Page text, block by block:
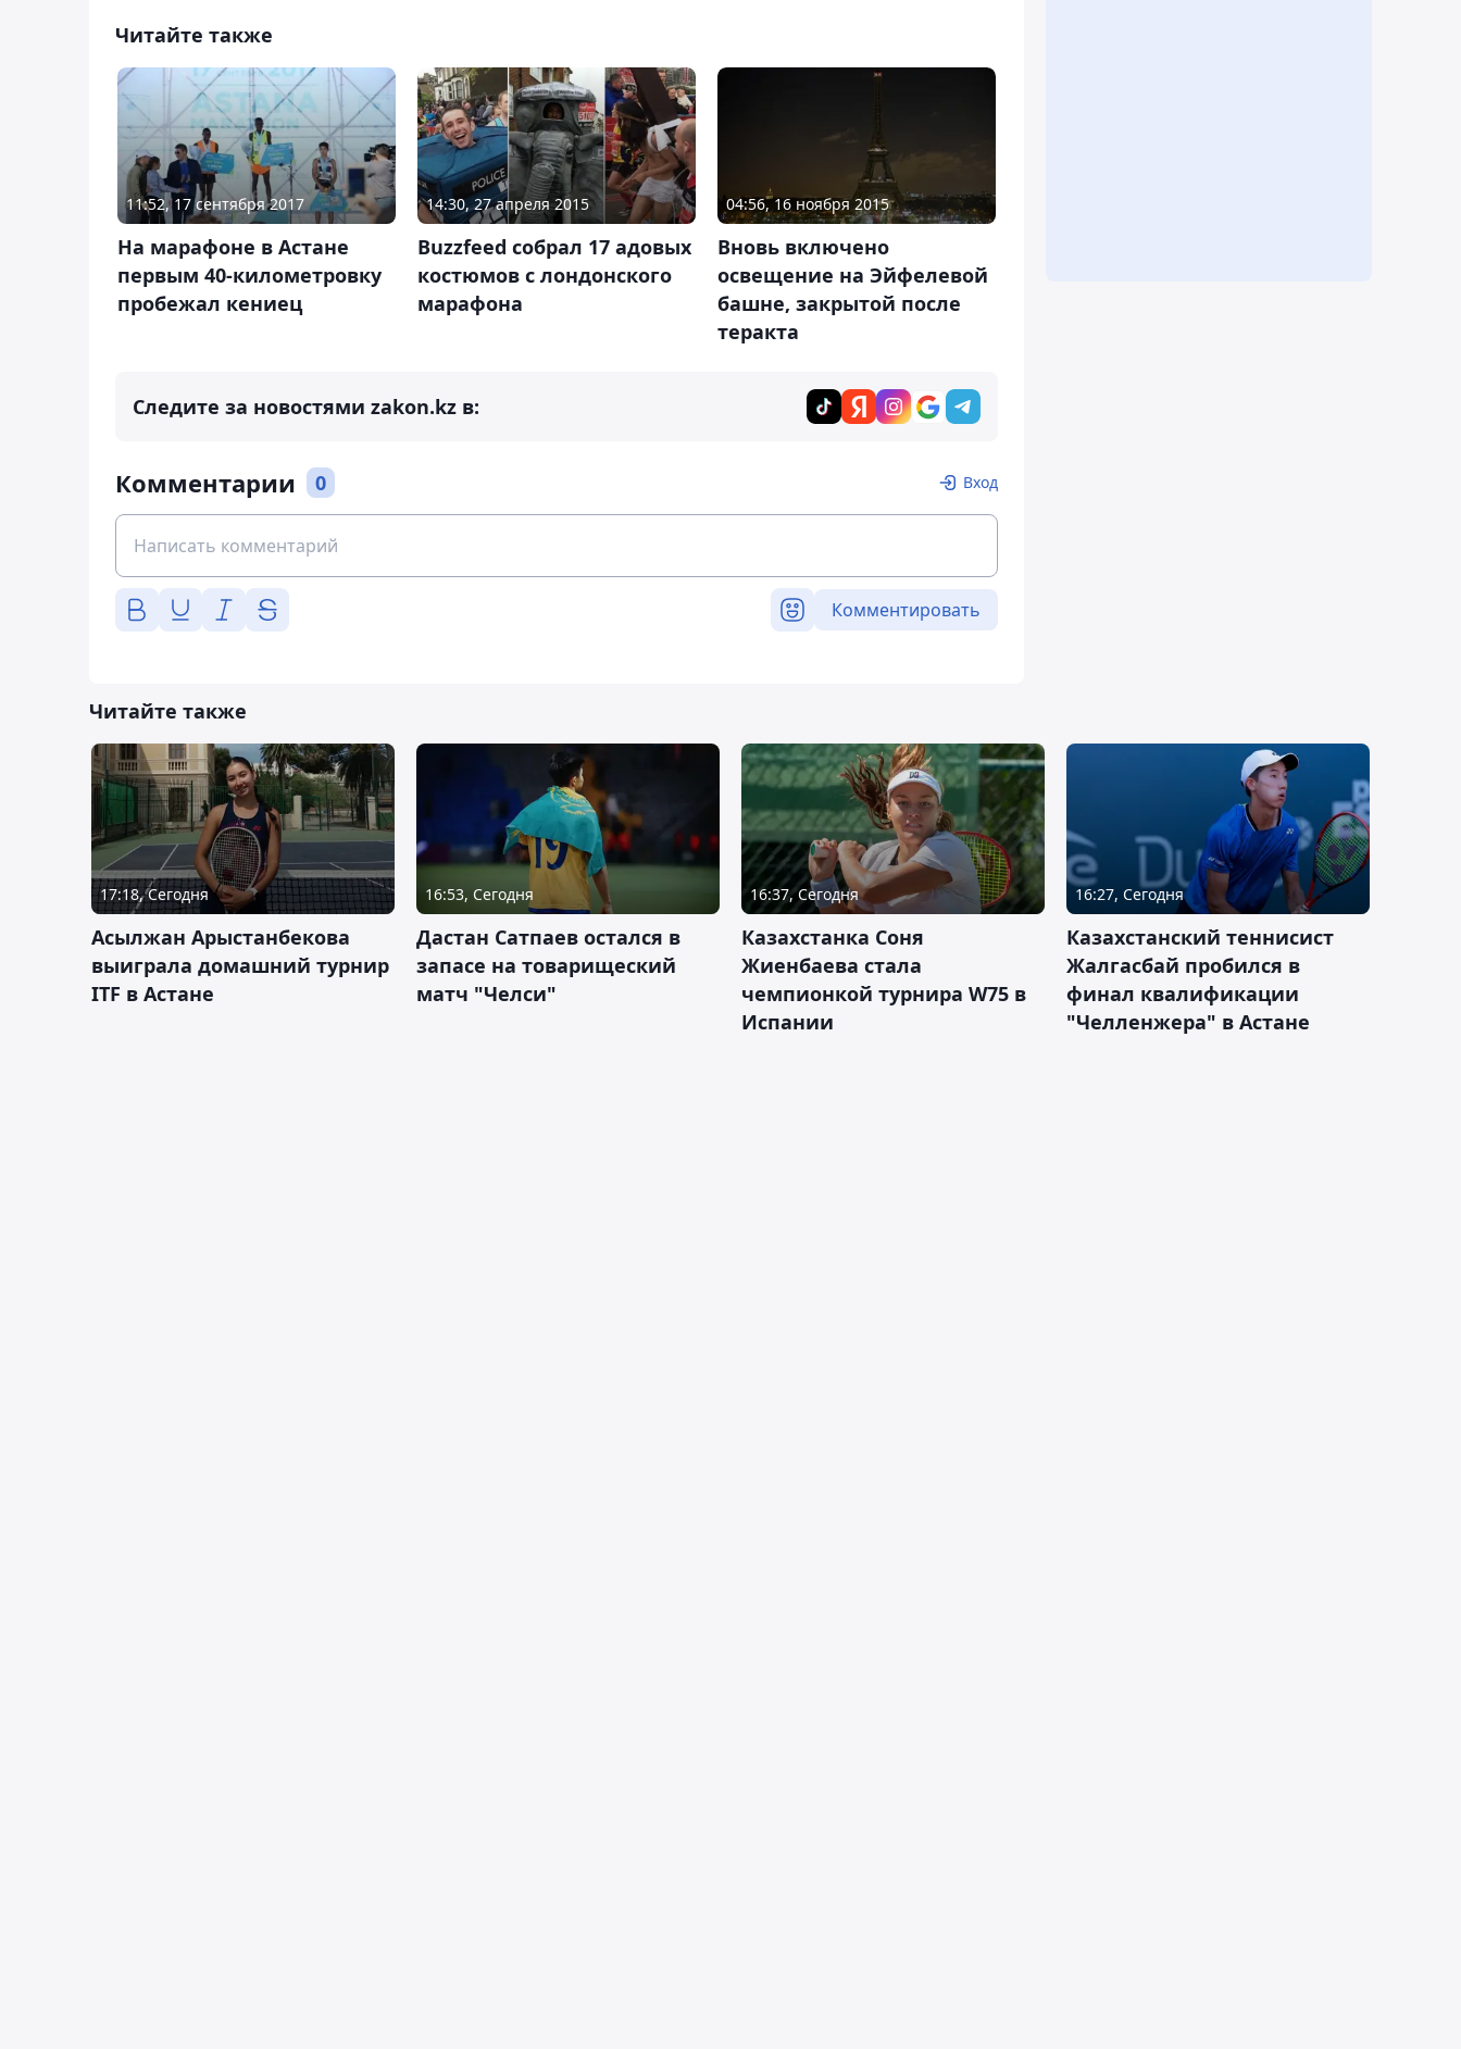
Читайте также
11:52, 17 сентября 2017
На марафоне в Астане
первым 40-километровку
пробежал кениец
14:30, 27 апреля 2015
Buzzfeed собрал 17 адовых
костюмов с лондонского
марафона
04:56, 16 ноября 2015
Вновь включено
освещение на Эйфелевой
башне, закрытой после
теракта
Следите за новостями zakon.kz в:
Комментарии 0 Вход
Комментировать
Читайте также
17:18, Сегодня
Асылжан Арыстанбекова
выиграла домашний турнир
ITF в Астане
16:53, Сегодня
Дастан Сатпаев остался в
запасе на товарищеский
матч "Челси"
16:37, Сегодня
Казахстанка Соня
Жиенбаева стала
чемпионкой турнира W75 в
Испании
16:27, Сегодня
Казахстанский теннисист
Жалгасбай пробился в
финал квалификации
"Челленжера" в Астане